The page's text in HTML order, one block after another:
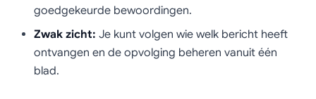
goedgekeurde bewoordingen.
Zwak zicht: Je kunt volgen wie welk bericht heeft
ontvangen en de opvolging beheren vanuit één
blad.